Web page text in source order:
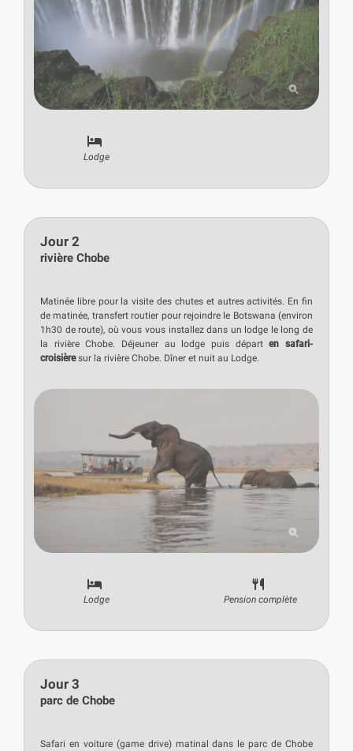
Lodge
Jour 2
rivière Chobe
Matinée libre pour la visite des chutes et autres activités. En fin
de matinée, transfert routier pour rejoindre le Botswana (environ
1h30 de route), où vous vous installez dans un lodge le long de
la rivière Chobe. Déjeuner au lodge puis départen safari-
croisièresur la rivière Chobe. Dîner et nuit au Lodge.
Lodge Pension complète
Jour 3
parc de Chobe
Safari en voiture (game drive) matinal dans le parc de Chobe